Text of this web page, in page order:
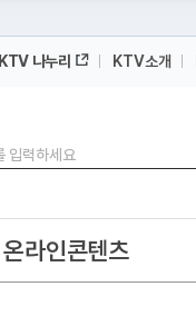
KTV 나누리 KTV소개
온라인콘텐츠